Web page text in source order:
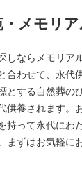
メモリ
しならメモリア
合わせて、永代
とする自然葬の
供養されます。
持って永代にわ
まずはお気軽に